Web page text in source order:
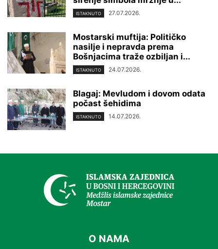
ISTAKNUTO 27.07.2026.
Mostarski muftija: Političko
nasilje i nepravda prema
Bošnjacima traže ozbiljan i...
ISTAKNUTO 24.07.2026.
Blagaj: Mevludom i dovom odata
počast šehidima
ISTAKNUTO 14.07.2026.
O NAMA